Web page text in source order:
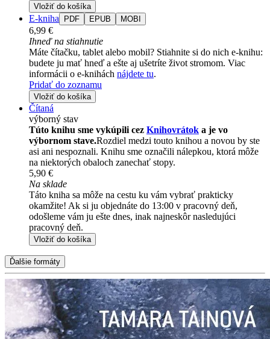
Vložiť do košíka
E-kniha PDF EPUB MOBI
6,99 €
Ihneď na stiahnutie
Máte čítačku, tablet alebo mobil? Stiahnite si do nich e-knihu:
budete ju mať hneď a ešte aj ušetríte život stromom. Viac
informácii o e-knihách nájdete tu.
Pridať do zoznamu
Vložiť do košíka
Čítaná
výborný stav
Túto knihu sme vykúpili cez Knihovrátok a je vo
výbornom stave.Rozdiel medzi touto knihou a novou by ste
asi ani nespoznali. Knihu sme označili nálepkou, ktorá môže
na niektorých obaloch zanechať stopy.
5,90 €
Na sklade
Táto kniha sa môže na cestu ku vám vybrať prakticky
okamžite! Ak si ju objednáte do 13:00 v pracovný deň,
odošleme vám ju ešte dnes, inak najneskôr nasledujúci
pracovný deň.
Vložiť do košíka
Ďalšie formáty